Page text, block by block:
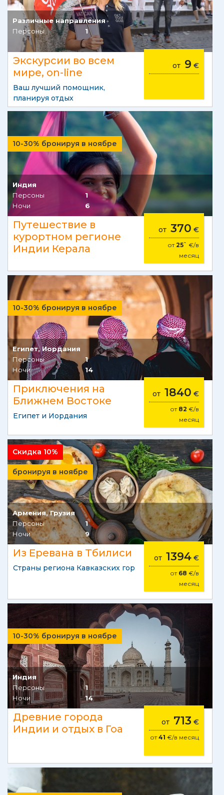
Различные направления
Персоны
1
Экскурсии во всем
мире, on-line
Ваш лучший помощник,
планируя отдых
от 9 €
10-30% бронируя в ноябре
Индия
Персоны
1
Ночи
6
Путешествие в
курортном регионе
Индии Керала
от 370 €
от25` €/в
месяц
10-30% бронируя в ноябре
Египет, Иордания
Персоны
1
Ночи
14
Приключения на
Ближнем Востоке
Египет и Иордания
от 1840 €
от 82 €/в
месяц
Скидка 10%
бронируя в ноябре
Армения, Грузия
Персоны
1
Ночи
9
Из Еревана в Тбилиси
Страны региона Кавказских гор
от 1394€
от 68 €/в
месяц
10-30% бронируя в ноябре
Индия
Персоны
1
Ночи
14
Древние города
Индии и отдых в Гоа
от 713 €
от41 €/в месяц